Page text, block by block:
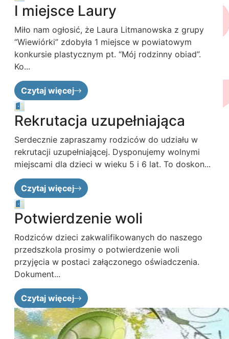
I miejsce Laury
Miło nam ogłosić, że Laura Litmanowska z grupy
“Wiewiórki” zdobyła 1 miejsce w powiatowym
konkursie plastycznym pt. “Mój rodzinny obiad”.
Ko...
Czytaj więcej
Rekrutacja uzupełniająca
Serdecznie zapraszamy rodziców do udziału w
rekrutacji uzupełniającej. Dysponujemy wolnymi
miejscami dla dzieci w wieku 5 i 6 lat. To doskon...
Czytaj więcej
Potwierdzenie woli
Rodziców dzieci zakwalifikowanych do naszego
przedszkola prosimy o potwierdzenie woli
przyjęcia w postaci załączonego oświadczenia.
Dokument...
Czytaj więcej